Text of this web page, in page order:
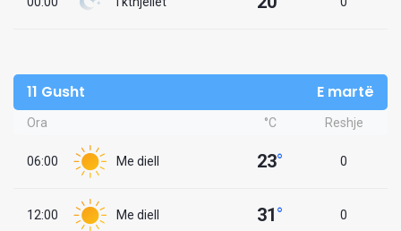
11 Gusht E martë
Ora °C Reshje
06:00 Me diell 23° 0
12:00 Me diell 31° 0